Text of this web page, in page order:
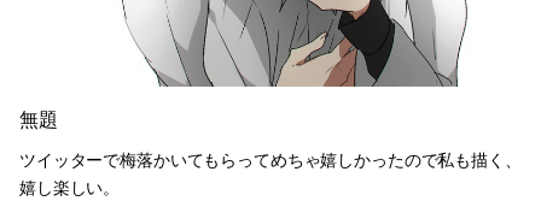
無題
ツイッターで梅落かいてもらってめちゃ嬉しかったので私も描く、
嬉し楽しい。